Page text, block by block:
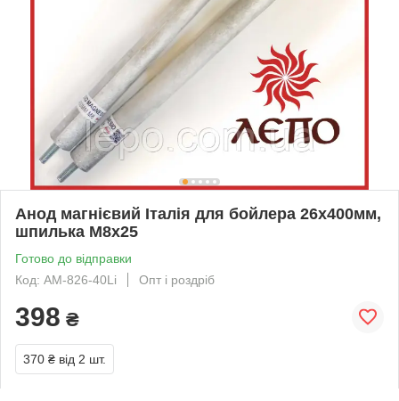
Анод магнієвий Італія для бойлера 26х400мм,
шпилька М8х25
Готово до відправки
Код: AM-826-40Li
Опт і роздріб
398 ₴
370 ₴ від 2 шт.